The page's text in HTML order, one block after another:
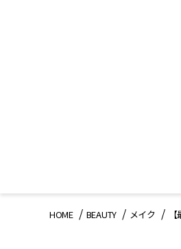
HOME BEAUTY メイク